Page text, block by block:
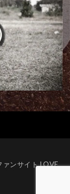
ンサイト LOVE